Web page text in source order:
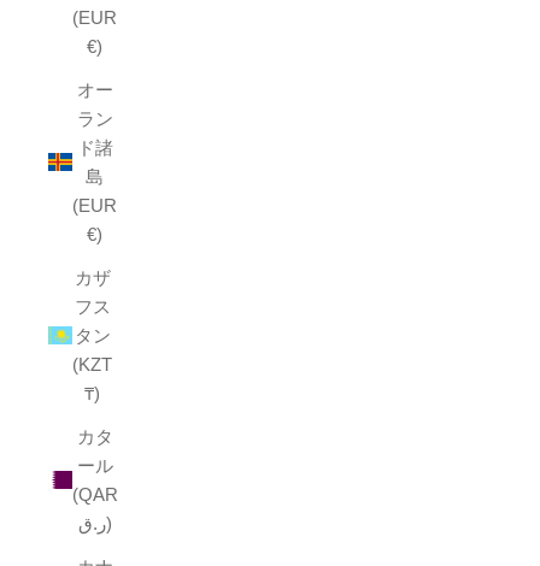
(EUR
€)
オー
ラン
ド諸
島
(EUR
€)
カザ
フス
タン
(KZT
₸)
カタ
ール
(QAR
ر.ق)